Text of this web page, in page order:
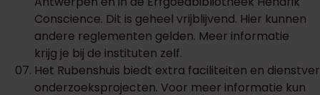
Conscience. Dit is geheel vrijblijvend. Hier kunnen
andere reglementen gelden. Meer informatie
krijg je bij de instituten zelf.
Het Rubenshuis biedt extra faciliteiten en
onderzoeksprojecten. Voor meer informatie kun